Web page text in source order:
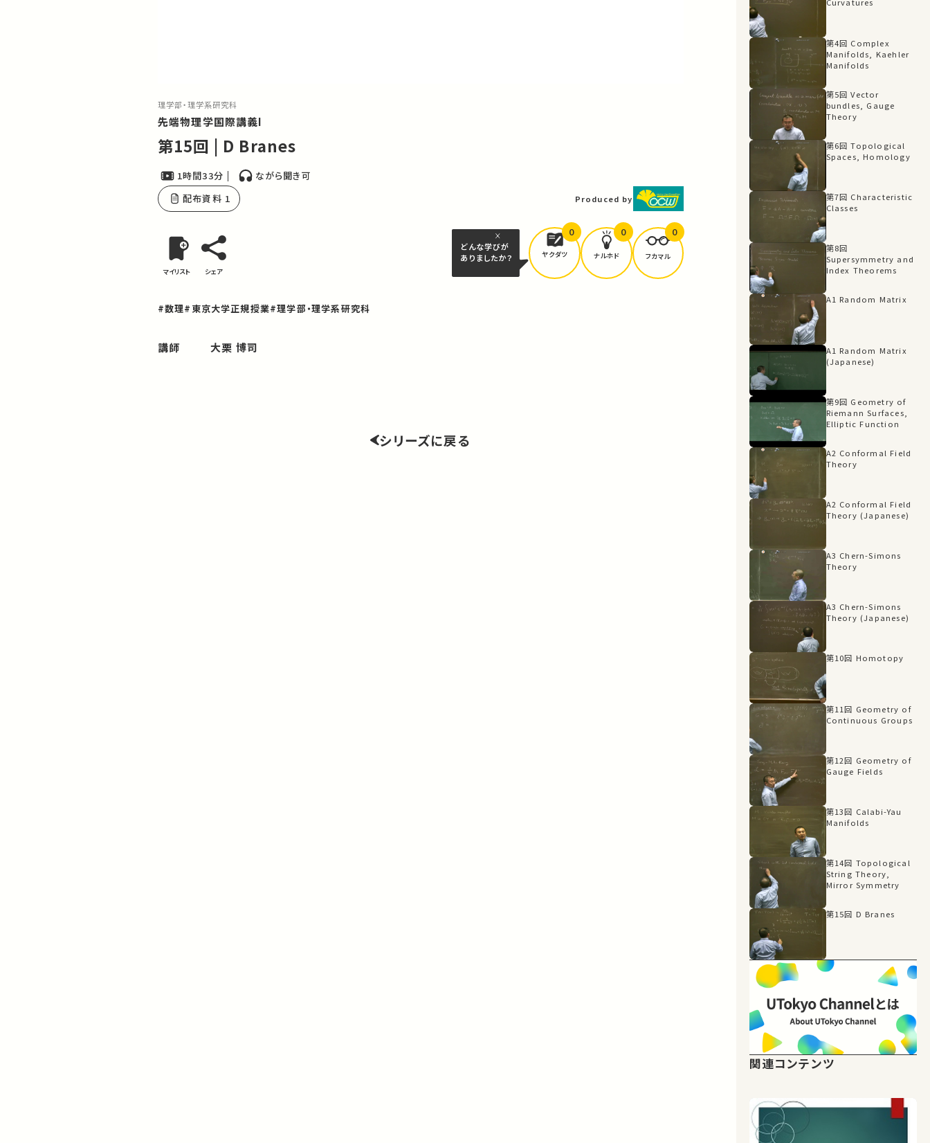
理学部・理学系研究科
先端物理学国際講義I
第15回 | D Branes
1時間33分
ながら聞き可
配布資料 1
Produced by
マイリスト シェア
どんな学びが
ありましたか？
ヤクダツ
0
ナルホド
0
フカマル
0
#数理#東京大学正規授業#理学部・理学系研究科
講師 大栗 博司
シリーズに戻る
Curvatures
第4回 Complex
Manifolds, Kaehler
Manifolds
第5回 Vector
bundles, Gauge
Theory
第6回 Topological
Spaces, Homology
第7回 Characteristic
Classes
第8回
Supersymmetry and
Index Theorems
A1 Random Matrix
A1 Random Matrix
(Japanese)
第9回 Geometry of
Riemann Surfaces,
Elliptic Function
A2 Conformal Field
Theory
A2 Conformal Field
Theory (Japanese)
A3 Chern-Simons
Theory
A3 Chern-Simons
Theory (Japanese)
第10回 Homotopy
第11回 Geometry of
Continuous Groups
第12回 Geometry of
Gauge Fields
第13回 Calabi-Yau
Manifolds
第14回 Topological
String Theory,
Mirror Symmetry
第15回 D Branes
関連コンテンツ